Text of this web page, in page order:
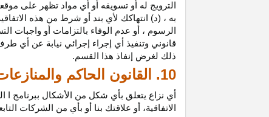
الترويج له أو تسويقه أو أي مواد تظهر على
به ، (د) انتهاكك لأي بند أو شرط من هذه
الرسوم ، أو عدم الوفاء بالتزامات أو واجبات
قانوني وتنفيذ أي إجراء إجرائي نيابة عن أي
ذلك لغرض إنفاذ هذا القسم.
10. القانون الحاكم والمنازعات
أي نزاع يتعلق بأي شكل من الأشكال ببرنامج ا
الاتفاقية، أو علاقتك بنا أو بأي من الشركات